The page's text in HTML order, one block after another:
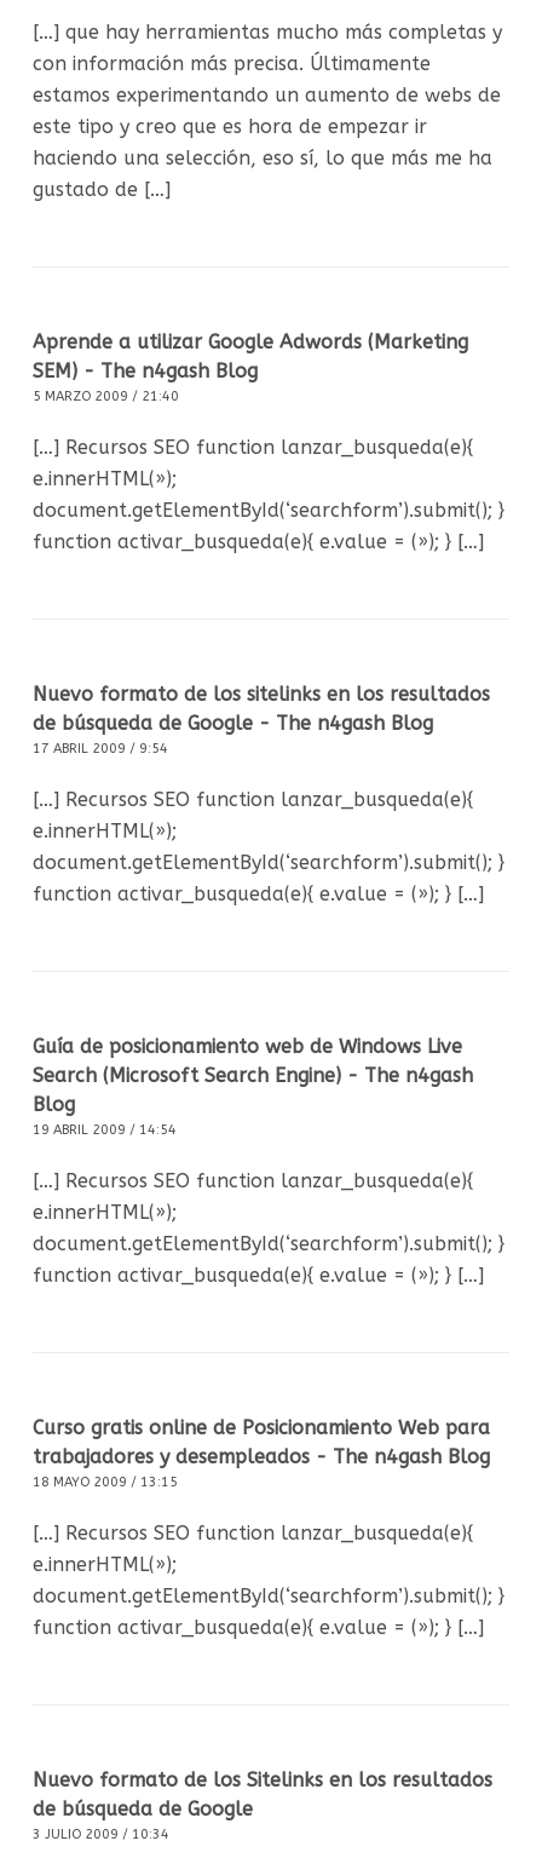
[…] que hay herramientas mucho más completas y
con información más precisa. Últimamente
estamos experimentando un aumento de webs de
este tipo y creo que es hora de empezar ir
haciendo una selección, eso sí, lo que más me ha
gustado de […]
Aprende a utilizar Google Adwords (Marketing
SEM) - The n4gash Blog
5 MARZO 2009 / 21:40
[…] Recursos SEO function lanzar_busqueda(e){
e.innerHTML(»);
document.getElementById(‘searchform’).submit(); }
function activar_busqueda(e){ e.value = (»); } […]
Nuevo formato de los sitelinks en los resultados
de búsqueda de Google - The n4gash Blog
17 ABRIL 2009 / 9:54
[…] Recursos SEO function lanzar_busqueda(e){
e.innerHTML(»);
document.getElementById(‘searchform’).submit(); }
function activar_busqueda(e){ e.value = (»); } […]
Guía de posicionamiento web de Windows Live
Search (Microsoft Search Engine) - The n4gash
Blog
19 ABRIL 2009 / 14:54
[…] Recursos SEO function lanzar_busqueda(e){
e.innerHTML(»);
document.getElementById(‘searchform’).submit(); }
function activar_busqueda(e){ e.value = (»); } […]
Curso gratis online de Posicionamiento Web para
trabajadores y desempleados - The n4gash Blog
18 MAYO 2009 / 13:15
[…] Recursos SEO function lanzar_busqueda(e){
e.innerHTML(»);
document.getElementById(‘searchform’).submit(); }
function activar_busqueda(e){ e.value = (»); } […]
Nuevo formato de los Sitelinks en los resultados
de búsqueda de Google
3 JULIO 2009 / 10:34